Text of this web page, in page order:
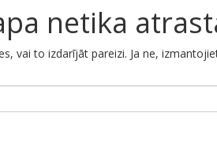
netika
vai to izdarījāt pareizi. Ja ne,